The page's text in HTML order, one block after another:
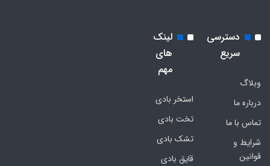
دسترسی
سریع
وبلاگ
درباره ما
تماس با ما
شرایط و
قوانین
لینک
های
مهم
استخر بادی
تخت بادی
تشک بادی
قایق بادی